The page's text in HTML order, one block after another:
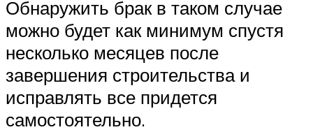
Обнаружить брак в таком случае
можно будет как минимум спустя
несколько месяцев после
завершения строительства и
исправлять все придется
самостоятельно.